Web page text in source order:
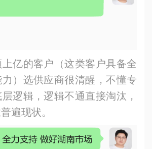
亿的客户（这类客户具备全
）选供应商很清醒，不懂专
逻辑，逻辑不通直接淘汰，
遍现状。